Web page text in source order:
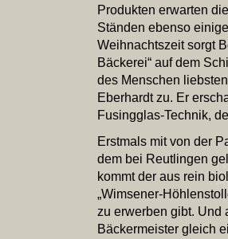
Produkten erwarten
Ständen ebenso
Weihnachtszeit sorgt
Bäckerei“ auf dem
des Menschen
Eberhardt zu. Er
Fusingglas-Technik,
Erstmals mit von der
dem bei Reutlingen
kommt der aus rein
„Wimsener-
zu erwerben gibt. Und
Bäckermeister gleich